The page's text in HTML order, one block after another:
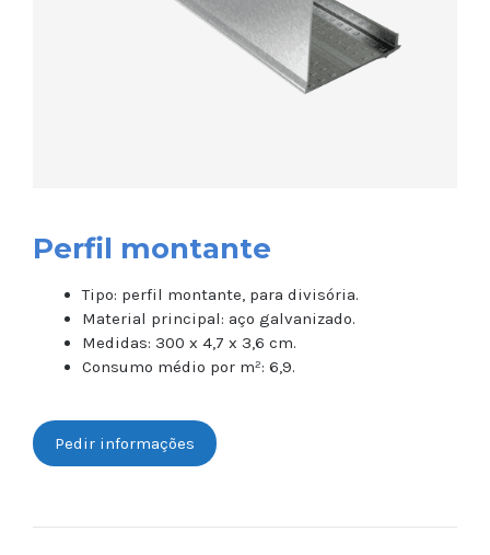
Perfil montante
Tipo: perfil montante, para divisória.
Material principal: aço galvanizado.
Medidas: 300 x 4,7 x 3,6 cm.
Consumo médio por m²: 6,9.
Pedir informações